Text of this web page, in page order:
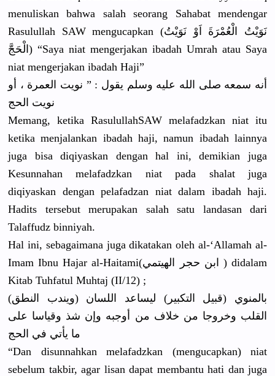
menuliskan bahwa salah seorang Sahabat mendengar
Rasulullah SAW mengucapka n (نَوَيْتُ الْعُمْرَة َ اَوْ نَوَيْتُ
الْحَجَّ) “Saya niat mengerjakan ibadah Umrah atau Saya
niat mengerjakan ibadah Haji”
أنه سمعه صلى الله عليه وسلم يقول : ” نويت العمرة ، أو
نويت الحج
Memang, ketika RasulullahSAW melafadzkan niat itu
ketika menjalankan ibadah haji, namun ibadah lainnya
juga bisa diqiyaskan dengan hal ini, demikian juga
Kesunnahan melafadzkan niat pada shalat juga
diqiyaskan dengan pelafadzan niat dalam ibadah haji.
Hadits tersebut merupakan salah satu landasan dari
Talaffudz binniyah.
Hal ini, sebagaimana juga dikatakan oleh al-‘Allamah al-
Imam Ibnu Hajar al-Haitami(ابن حجر الهيتمي ) didalam
Kitab Tuhfatul Muhtaj (II/12) ;
(ويندب النطق) بالمنوي (قبيل التكبير) ليساعد اللسان
القلب وخروجا من خلاف من أوجبه وإن شذ وقياسا على
ما يأتي في الحج
“Dan disunnahkan melafadzkan (mengucapkan) niat
sebelum takbir, agar lisan dapat membantu hati dan juga